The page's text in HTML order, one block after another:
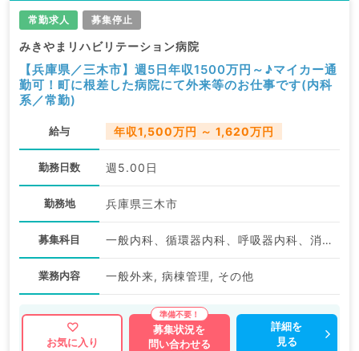
常勤求人 募集停止
みきやまリハビリテーション病院
【兵庫県／三木市】週5日年収1500万円～♪マイカー通
勤可！町に根差した病院にて外来等のお仕事です(内科
系／常勤)
給与 年収1,500万円 ～ 1,620万円
勤務日数 週5.00日
勤務地 兵庫県三木市
募集科目 一般内科、循環器内科、呼吸器内科、消化器内科、内分泌・代謝内科、腎臓内科、血液内科
業務内容 一般外来, 病棟管理, その他
お気に入り
募集状況を
問い合わせる
詳細を
見る